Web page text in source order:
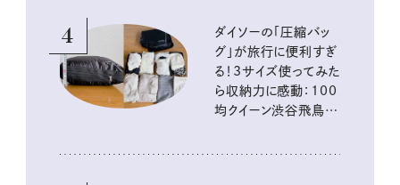
4
ダイソーの「圧縮バッ
グ」が旅行に便利すぎ
る！3サイズ使ってみた
ら収納力に感動：100
均クイーン渋谷飛鳥の